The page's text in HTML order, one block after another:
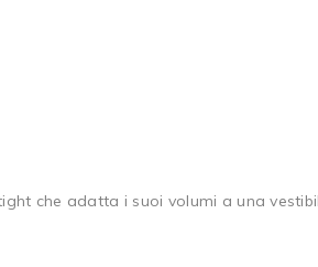
che adatta i suoi volumi a una